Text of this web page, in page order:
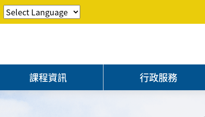
課程資訊 行政服務